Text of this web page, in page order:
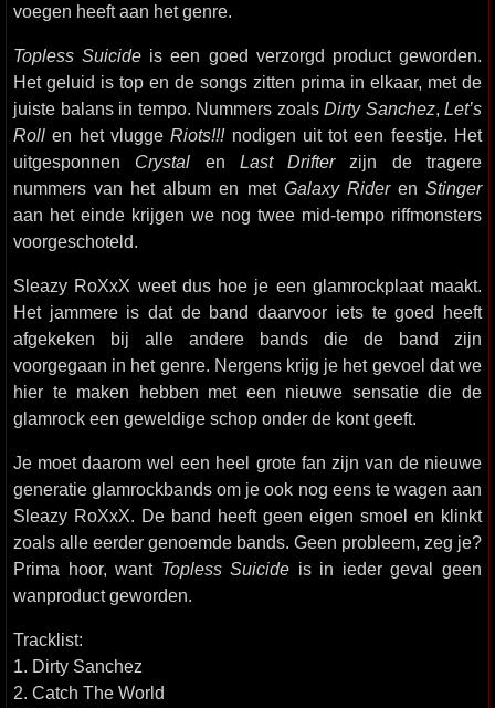
voegen heeft aan het genre.
Topless Suicide is een goed verzorgd product geworden.
Het geluid is top en de songs zitten prima in elkaar, met de
juiste balans in tempo. Nummers zoals Dirty Sanchez, Let’s
Roll en het vluggeRiots!!!nodigen uit tot een feestje. Het
uitgesponnen Crystal en Last Drifterzijn de tragere
nummers van het album en met Galaxy RiderenStinger
aan het einde krijgen we nog twee mid-tempo riffmonsters
voorgeschoteld.
Sleazy RoXxX weet dus hoe je een glamrockplaat maakt.
Het jammere is dat de band daarvoor iets te goed heeft
afgekeken bij alle andere bands die de band zijn
voorgegaan in het genre. Nergens krijg je het gevoel dat we
hier te maken hebben met een nieuwe sensatie die de
glamrock een geweldige schop onder de kont geeft.
Je moet daarom wel een heel grote fan zijn van de nieuwe
generatie glamrockbands om je ook nog eens te wagen aan
Sleazy RoXxX. De band heeft geen eigen smoel en klinkt
zoals alle eerder genoemde bands. Geen probleem, zeg je?
Prima hoor, want Topless Suicide is in ieder geval geen
wanproduct geworden.
Tracklist:
1. Dirty Sanchez
2. Catch The World